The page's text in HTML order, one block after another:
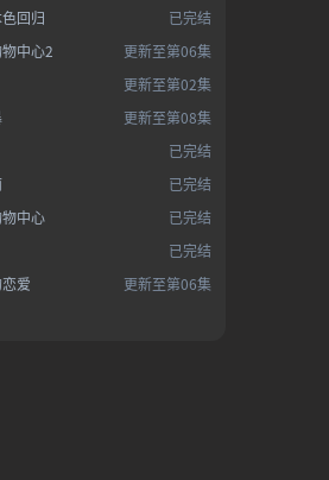
已完结
回归
更新至第06集
中心2
更新至第02集
更新至第08集
已完结
已完结
已完结
中心
已完结
更新至第06集
爱